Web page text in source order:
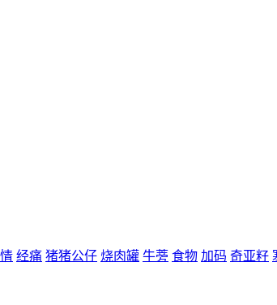
经痛 猪猪公仔 烧肉罐 牛蒡 食物 加码 奇亚籽